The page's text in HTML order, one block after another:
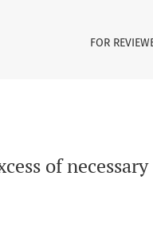
FOR
of necessary